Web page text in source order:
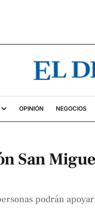
OPINIÓN NEGOCIOS
San
podrán